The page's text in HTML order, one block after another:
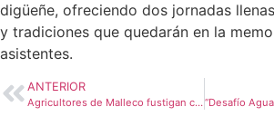
digüeñe, ofreciendo dos jornadas
y tradiciones que quedarán en la
asistentes.
ANTERIOR
Agricultores de Malleco fustigan cifras de atentados: «Es una mirada simplista, desde la ciudad. Hay un temor vigente en el sector rural»